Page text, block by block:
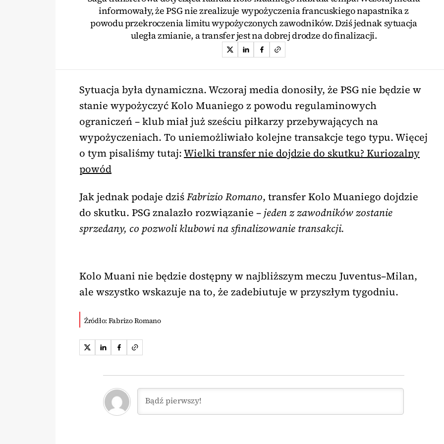
informowały, że PSG nie zrealizuje wypożyczenia francuskiego napastnika z
powodu przekroczenia limitu wypożyczonych zawodników. Dziś jednak sytuacja
uległa zmianie, a transfer jest na dobrej drodze do finalizacji.
Sytuacja była dynamiczna. Wczoraj media donosiły, że PSG nie będzie w
stanie wypożyczyć Kolo Muaniego z powodu regulaminowych
ograniczeń – klub miał już sześciu piłkarzy przebywających na
wypożyczeniach. To uniemożliwiało kolejne transakcje tego typu. Więcej
o tym pisaliśmy tutaj:Wielki transfer nie dojdzie do skutku? Kuriozalny
powód
Jak jednak podaje dziśFabrizio Romano, transfer Kolo Muaniego dojdzie
do skutku. PSG znalazło rozwiązanie – jeden z zawodników zostanie
sprzedany, co pozwoli klubowi na sfinalizowanie transakcji.
Kolo Muani nie będzie dostępny w najbliższym meczu Juventus–Milan,
ale wszystko wskazuje na to, że zadebiutuje w przyszłym tygodniu.
Źródło: Fabrizo Romano